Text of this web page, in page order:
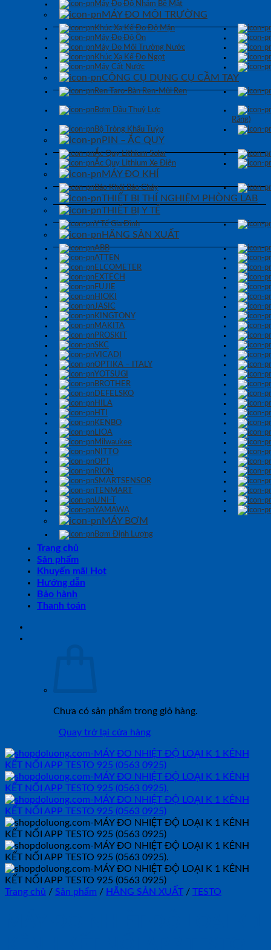
Máy Đo Độ Nhám Bề Mặt
MÁY ĐO MÔI TRƯỜNG
Khúc Xạ Kế Đo Độ Mặn
Máy Đo Độ Ồn
Máy Đo Môi Trường Nước
Khúc Xạ Kế Đo Ngọt
Máy Cất Nước
CÔNG CỤ DỤNG CỤ CẦM TAY
Ren Taro-Bàn Ren-Mũi Ren
Bơm Dầu Thuỷ Lực
Răng)
Bộ Tròng Khẩu Tuýp
PIN – ẮC QUY
Ắc Quy Lithium Solar
Ắc Quy Lithium Xe Điện
MÁY ĐO KHÍ
Báo Khói Báo Cháy
THIẾT BỊ THÍ NGHIỆM PHÒNG LAB
THIẾT BỊ Y TẾ
Y Tế Gia Đình
HÃNG SẢN XUẤT
ABB
ATTEN
ELCOMETER
EXTECH
FUJIE
HIOKI
JASIC
KINGTONY
MAKITA
PROSKIT
SKC
VICADI
OPTIKA – ITALY
YOTSUGI
BROTHER
DEFELSKO
HILA
HTI
KENBO
LIOA
Milwaukee
NITTO
OPT
RION
SMARTSENSOR
TENMART
UNI-T
YAMAWA
MÁY BƠM
Bơm Định Lượng
Trang chủ
Sản phẩm
Khuyến mãi Hot
Hướng dẫn
Bảo hành
Thanh toán
Chưa có sản phẩm trong giỏ hàng.
Quay trở lại cửa hàng
Trang chủ / Sản phẩm / HÃNG SẢN XUẤT / TESTO